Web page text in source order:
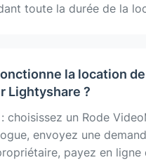
toute la durée de la
la location de
Lightyshare ?
choisissez un Rode
envoyez une
payez en ligne